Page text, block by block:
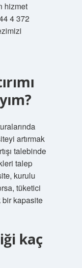
hizmet
4 372
artırmak
talebinde
talep
kurulu
tüketici
bir kapasite
kaç